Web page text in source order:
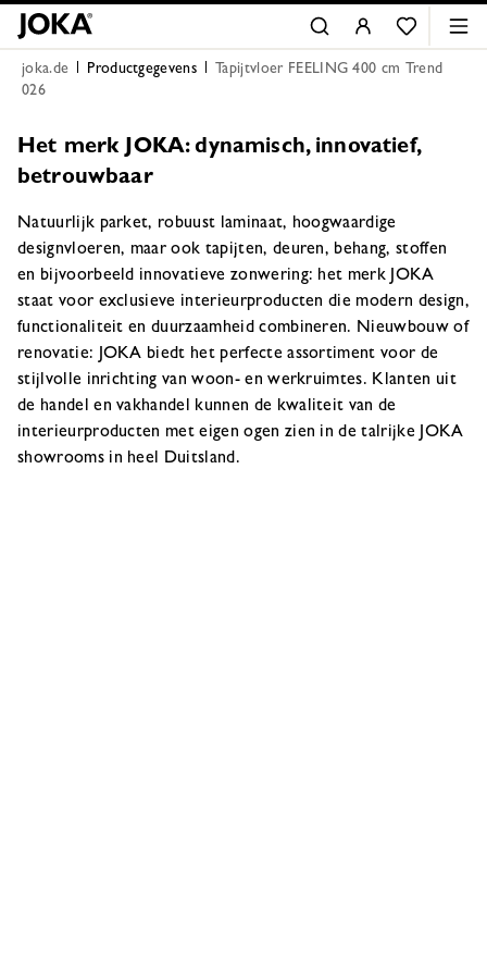
joka.de Productgegevens
Tapijtvloer FEELING 400 cm Trend
026
Het merk JOKA: dynamisch, innovatief,
betrouwbaar
Natuurlijk parket, robuust laminaat, hoogwaardige
designvloeren, maar ook tapijten, deuren, behang, stoffen
en bijvoorbeeld innovatieve zonwering: het merk JOKA
staat voor exclusieve interieurproducten die modern design,
functionaliteit en duurzaamheid combineren. Nieuwbouw of
renovatie: JOKA biedt het perfecte assortiment voor de
stijlvolle inrichting van woon- en werkruimtes. Klanten uit
de handel en vakhandel kunnen de kwaliteit van de
interieurproducten met eigen ogen zien in de talrijke JOKA
showrooms in heel Duitsland.